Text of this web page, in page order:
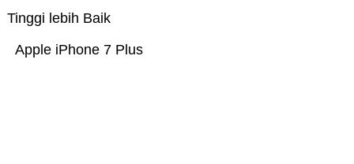
Tinggi lebih Baik
Apple iPhone 7 Plus